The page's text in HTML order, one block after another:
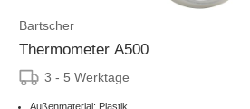
Bartscher
Thermometer A500
3 - 5 Werktage
Außenmaterial: Plastik